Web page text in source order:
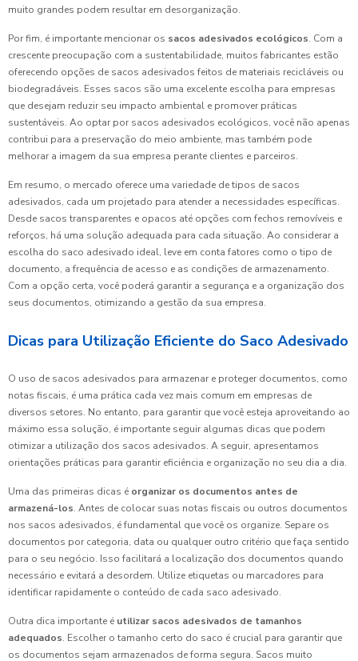
muito grandes podem resultar em desorganização.
Por fim, é importante mencionar os sacos adesivados ecológicos. Com a
crescente preocupação com a sustentabilidade, muitos fabricantes estão
oferecendo opções de sacos adesivados feitos de materiais recicláveis ou
biodegradáveis. Esses sacos são uma excelente escolha para empresas
que desejam reduzir seu impacto ambiental e promover práticas
sustentáveis. Ao optar por sacos adesivados ecológicos, você não apenas
contribui para a preservação do meio ambiente, mas também pode
melhorar a imagem da sua empresa perante clientes e parceiros.
Em resumo, o mercado oferece uma variedade de tipos de sacos
adesivados, cada um projetado para atender a necessidades específicas.
Desde sacos transparentes e opacos até opções com fechos removíveis e
reforços, há uma solução adequada para cada situação. Ao considerar a
escolha do saco adesivado ideal, leve em conta fatores como o tipo de
documento, a frequência de acesso e as condições de armazenamento.
Com a opção certa, você poderá garantir a segurança e a organização dos
seus documentos, otimizando a gestão da sua empresa.
Dicas para Utilização Eficiente do Saco Adesivado
O uso de sacos adesivados para armazenar e proteger documentos, como
notas fiscais, é uma prática cada vez mais comum em empresas de
diversos setores. No entanto, para garantir que você esteja aproveitando ao
máximo essa solução, é importante seguir algumas dicas que podem
otimizar a utilização dos sacos adesivados. A seguir, apresentamos
orientações práticas para garantir eficiência e organização no seu dia a dia.
Uma das primeiras dicas é organizar os documentos antes de
armazená-los. Antes de colocar suas notas fiscais ou outros documentos
nos sacos adesivados, é fundamental que você os organize. Separe os
documentos por categoria, data ou qualquer outro critério que faça sentido
para o seu negócio. Isso facilitará a localização dos documentos quando
necessário e evitará a desordem. Utilize etiquetas ou marcadores para
identificar rapidamente o conteúdo de cada saco adesivado.
Outra dica importante é utilizar sacos adesivados de tamanhos
adequados. Escolher o tamanho certo do saco é crucial para garantir que
os documentos sejam armazenados de forma segura. Sacos muito